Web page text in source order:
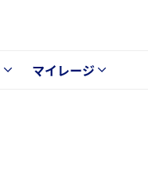
マイレージ